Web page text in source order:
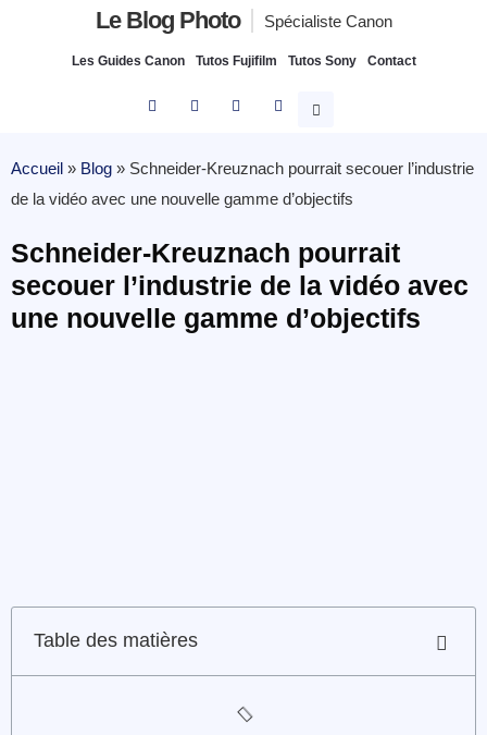
Le Blog Photo Spécialiste Canon
Les Guides Canon Tutos Fujifilm Tutos Sony Contact
Accueil » Blog » Schneider-Kreuznach pourrait secouer l’industrie
de la vidéo avec une nouvelle gamme d’objectifs
Schneider-Kreuznach pourrait
secouer l’industrie de la vidéo avec
une nouvelle gamme d’objectifs
Table des matières